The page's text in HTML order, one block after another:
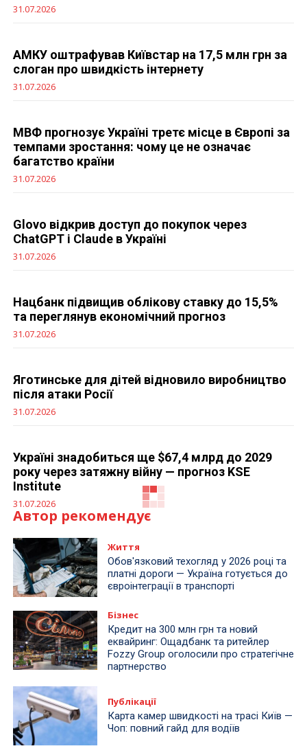
31.07.2026
АМКУ оштрафував Київстар на 17,5 млн грн за
слоган про швидкість інтернету
31.07.2026
МВФ прогнозує Україні третє місце в Європі за
темпами зростання: чому це не означає
багатство країни
31.07.2026
Glovo відкрив доступ до покупок через
ChatGPT і Claude в Україні
31.07.2026
Нацбанк підвищив облікову ставку до 15,5%
та переглянув економічний прогноз
31.07.2026
Яготинське для дітей відновило виробництво
після атаки Росії
31.07.2026
Україні знадобиться ще $67,4 млрд до 2029
року через затяжну війну — прогноз KSE
Institute
31.07.2026
Як провести перепідготовку команду під AI
30.07.2026
Обійшла Нову пошту та DHL: Meest увійшла у
топ-10 найбільших поштових компаній Польщі
30.07.2026
Плата за посилки з AliExpress та Amazon: уряд
схвалив нові правила оподаткування
міжнародних відправлень
30.07.2026